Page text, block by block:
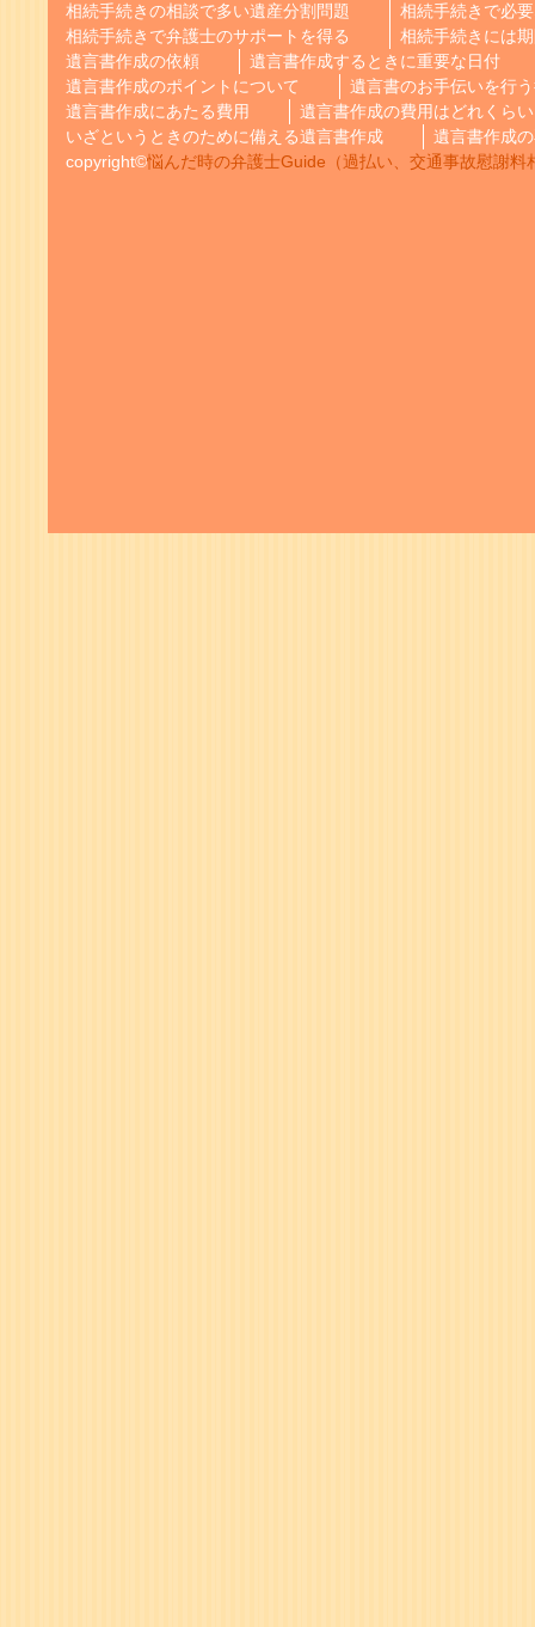
相続手続きの相談で多い遺産分割問題
相続手続きで必
相続手続きで弁護士のサポートを得る
相続手続きには
遺言書作成の依頼
遺言書作成するときに重要な日付
遺言書作成のポイントについて
遺言書のお手伝いを行
遺言書作成にあたる費用
遺言書作成の費用はどれくら
いざというときのために備える遺言書作成
遺言書作成
copyright©悩んだ時の弁護士Guide（過払い、交通事故慰謝料